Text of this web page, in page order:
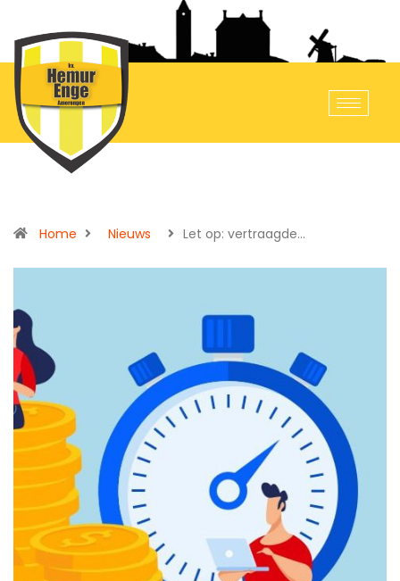
Home Nieuws Let op: vertraagde…